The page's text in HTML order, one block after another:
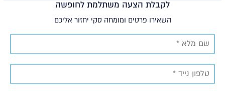
לקבלת הצעה משתלמת לחופשה
השאירו פרטים ומומחה סקי יחזור אליכם